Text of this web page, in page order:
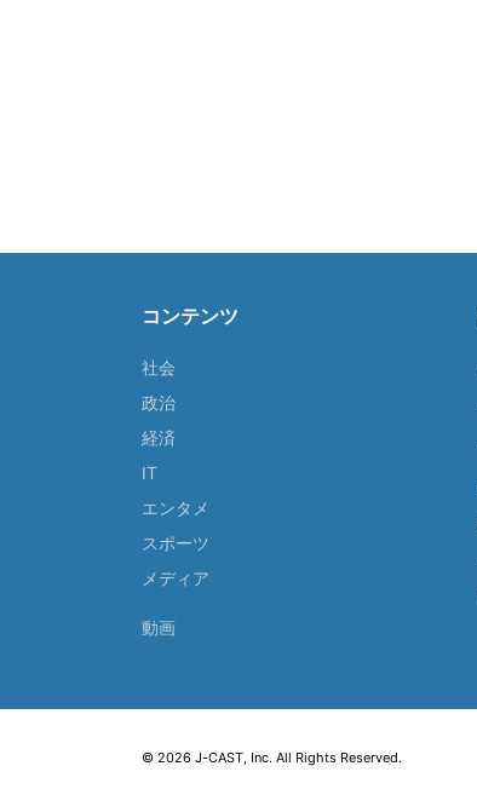
コンテンツ
社会
政治
経済
IT
エンタメ
スポーツ
メディア
動画
© 2026 J-CAST, Inc. All Rights Reserved.